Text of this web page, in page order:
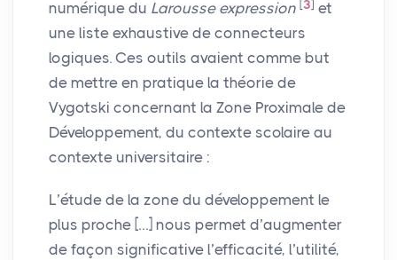
numérique du Larousse expression [3] et
une liste exhaustive de connecteurs
logiques. Ces outils avaient comme but
de mettre en pratique la théorie de
Vygotski concernant la Zone Proximale de
Développement, du contexte scolaire au
contexte universitaire :
L’étude de la zone du développement le
plus proche […] nous permet d’augmenter
de façon significative l’efficacité, l’utilité,